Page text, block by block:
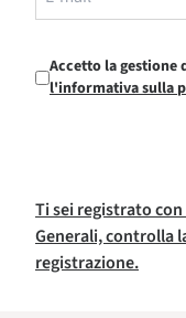
Accetto la
l'informativa sulla
Ti sei registrato
Generali, controlla
registrazione.